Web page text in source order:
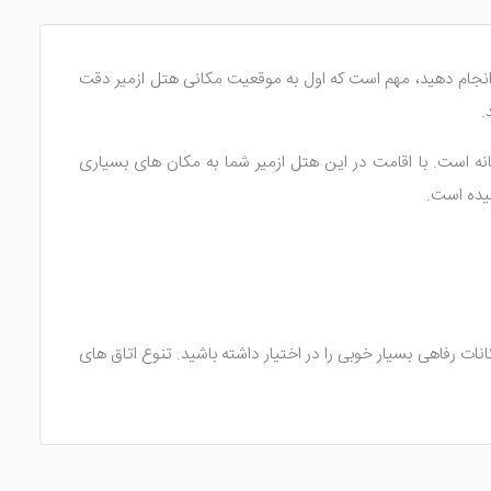
دهید، مهم است که اول به موقعیت مکانی هتل ازمیر دقت
است. با اقامت در این هتل ازمیر شما به مکان های بسیاری
رفاهی بسیار خوبی را در اختیار داشته باشید. تنوع اتاق های